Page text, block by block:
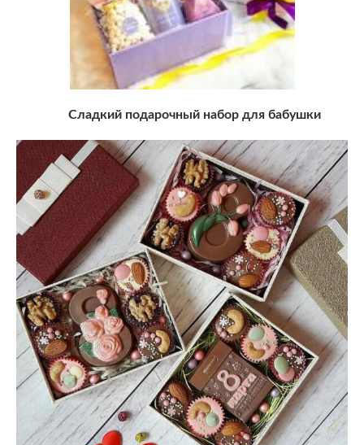
Сладкий подарочный набор для бабушки